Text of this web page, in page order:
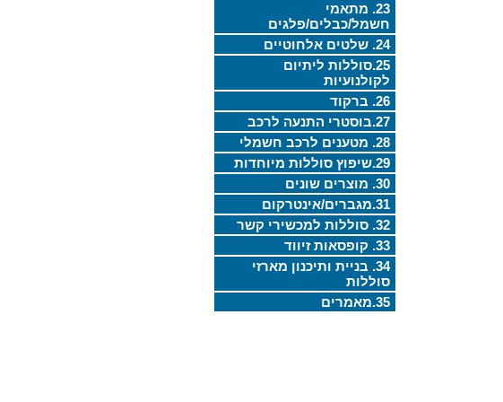
23. מתאמי
חשמל/כבלים/פלגים
24. שלטים אלחוטיים
25.סוללות ליתיום
לקולנועיות
26. ברקוד
27.בוסטרי התנעה לרכב
28. מטענים לרכב חשמלי
29.שיפוץ סוללות מיוחדות
30. מוצרים שונים
31.מגברים/אינטרקום
32. סוללות למכשירי קשר
33. קופסאות זיווד
34. בניית ותיכנון מארזי
סוללות
35.מאמרים